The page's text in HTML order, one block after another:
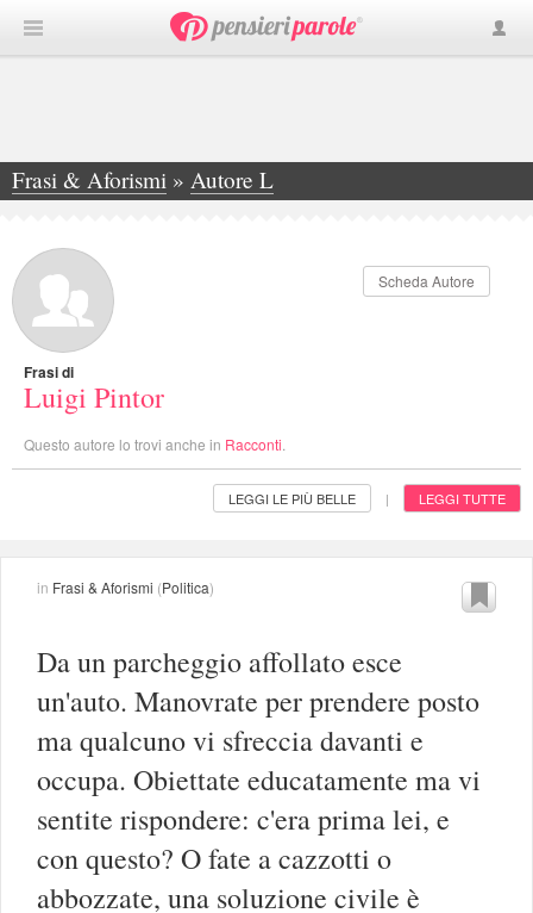
Frasi & Aforismi » Autore L
»Luigi Pintor
Scheda Autore
Frasi di
Luigi Pintor
Questo autore lo trovi anche in Racconti
LEGGI LE PIÙ BELLE | LEGGI TUTTE
in Frasi & Aforismi (Politica)
Da un parcheggio affollato esce
un'auto. Manovrate per prendere posto
ma qualcuno vi sfreccia davanti e
occupa. Obiettate educatamente ma vi
sentite rispondere: c'era prima lei, e
con questo? O fate a cazzotti o
abbozzate, una soluzione civile è